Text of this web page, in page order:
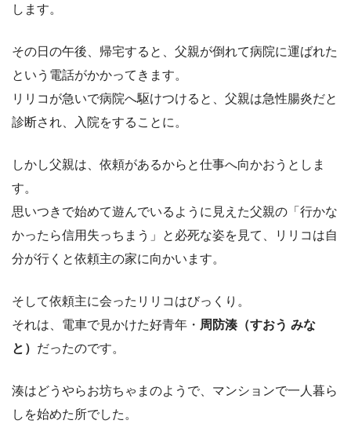
します。
その日の午後、帰宅すると、父親が倒れて病院に運ばれた
という電話がかかってきます。
リリコが急いで病院へ駆けつけると、父親は急性腸炎だと
診断され、入院をすることに。
しかし父親は、依頼があるからと仕事へ向かおうとしま
す。
思いつきで始めて遊んでいるように見えた父親の「行かな
かったら信用失っちまう」と必死な姿を見て、リリコは自
分が行くと依頼主の家に向かいます。
そして依頼主に会ったリリコはびっくり。
それは、電車で見かけた好青年・ 周防湊（すおう みな
と） だったのです。
湊はどうやらお坊ちゃまのようで、マンションで一人暮ら
しを始めた所でした。